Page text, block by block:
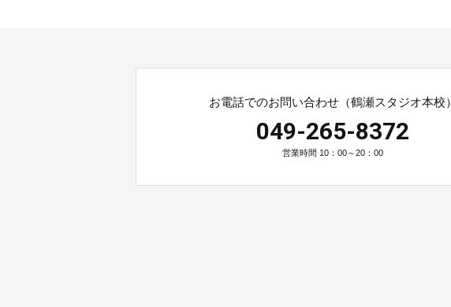
お電話でのお問い合わせ（鶴瀬スタジオ本校）
049-265-8372
営業時間 10：00～20：00